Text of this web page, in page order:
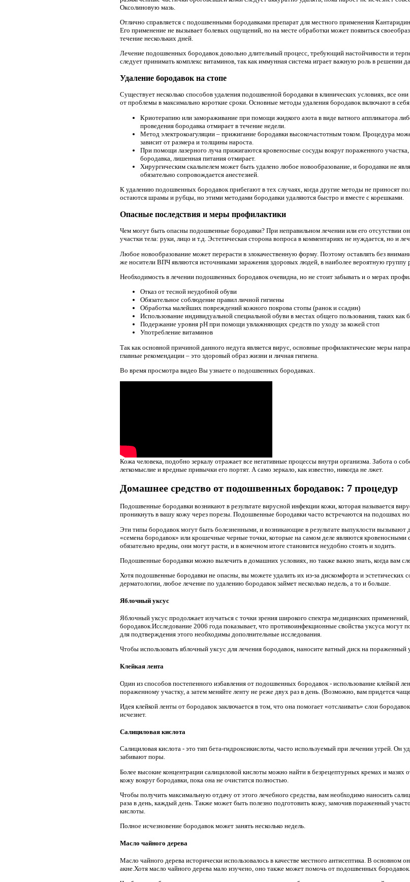
Оксолиновую мазь.
Отлично справляется с подошвенными бородавками препарат для местного применения
Его применение не вызывает болевых ощущений, но на месте обработки может появиться
течение нескольких дней.
Лечение подошвенных бородавок довольно длительный процесс, требующий настойчивости и
следует принимать комплекс витаминов, так как иммунная система играет важную роль в решении
Удаление бородавок на стопе
Существует несколько способов удаления подошвенной бородавки в клинических условиях, все
от проблемы в максимально короткие сроки. Основные методы удаления бородавок включают в
Криотерапию или замораживание при помощи жидкого азота в виде ватного аппликатора
проведения бородавка отмирает в течение недели.
Метод электрокоагуляции – прижигание бородавки высокочастотным током. Процедура
зависит от размера и толщины нароста.
При помощи лазерного луча прижигаются кровеносные сосуды вокруг пораженного участка,
бородавка, лишенная питания отмирает.
Хирургическим скальпелем может быть удалено любое новообразование, и бородавки не
обязательно сопровождается анестезией.
К удалению подошвенных бородавок прибегают в тех случаях, когда другие методы не приносят
остаются шрамы и рубцы, но этими методами бородавки удаляются быстро и вместе с корешками.
Опасные последствия и меры профилактики
Чем могут быть опасны подошвенные бородавки? При неправильном лечении или его отсутствии
участки тела: руки, лицо и т.д. Эстетическая сторона вопроса в комментариях не нуждается, но и
Любое новообразование может перерасти в злокачественную форму. Поэтому оставлять без
же носители ВПЧ являются источниками заражения здоровых людей, в наиболее вероятную группу
Необходимость в лечении подошвенных бородавок очевидна, но не стоит забывать и о мерах
Отказ от тесной неудобной обуви
Обязательное соблюдение правил личной гигиены
Обработка малейших повреждений кожного покрова стопы (ранок и ссадин)
Использование индивидуальной специальной обуви в местах общего пользования, таких как
Подержание уровня рН при помощи увлажняющих средств по уходу за кожей стоп
Употребление витаминов
Так как основной причиной данного недуга является вирус, основные профилактические меры
главные рекомендации – это здоровый образ жизни и личная гигиена.
Во время просмотра видео Вы узнаете о подошвенных бородавках.
Кожа человека, подобно зеркалу отражает все негативные процессы внутри организма. Забота о
легкомыслие и вредные привычки его портят. А само зеркало, как известно, никогда не лжет.
Домашнее средство от подошвенных бородавок: 7 процедур
Подошвенные бородавки возникают в результате вирусной инфекции кожи, которая называется
проникнуть в вашу кожу через порезы. Подошвенные бородавки часто встречаются на подошвах
Эти типы бородавок могут быть болезненными, и возникающие в результате выпуклости
«семена бородавок» или крошечные черные точки, которые на самом деле являются
обязательно вредны, они могут расти, и в конечном итоге становится неудобно стоять и ходить.
Подошвенные бородавки можно вылечить в домашних условиях, но также важно знать, когда вам
Хотя подошвенные бородавки не опасны, вы можете удалить их из-за дискомфорта и
дерматологии, любое лечение по удалению бородавок займет несколько недель, а то и больше.
Яблочный уксус
Яблочный уксус продолжает изучаться с точки зрения широкого спектра медицинских
бородавок.Исследование 2006 года показывает, что противоинфекционные свойства уксуса
для подтверждения этого необходимы дополнительные исследования.
Чтобы использовать яблочный уксус для лечения бородавок, наносите ватный диск на пораженный
Клейкая лента
Один из способов постепенного избавления от подошвенных бородавок - использование клейкой
пораженному участку, а затем меняйте ленту не реже двух раз в день. (Возможно, вам придется
Идея клейкой ленты от бородавок заключается в том, что она помогает «отслаивать» слои
исчезнет.
Салициловая кислота
Салициловая кислота - это тип бета-гидроксикислоты, часто используемый при лечении угрей. Он
забивают поры.
Более высокие концентрации салициловой кислоты можно найти в безрецептурных кремах и
кожу вокруг бородавки, пока она не очистится полностью.
Чтобы получить максимальную отдачу от этого лечебного средства, вам необходимо наносить
раза в день, каждый день. Также может быть полезно подготовить кожу, замочив пораженный
кислоты.
Полное исчезновение бородавок может занять несколько недель.
Масло чайного дерева
Масло чайного дерева исторически использовалось в качестве местного антисептика. В основном
акне.Хотя масло чайного дерева мало изучено, оно также может помочь от подошвенных бородавок.